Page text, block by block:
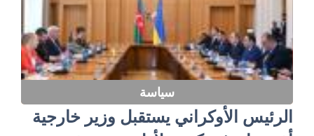
سياسة
الرئيس الأوكراني يستقبل وزير خارجية